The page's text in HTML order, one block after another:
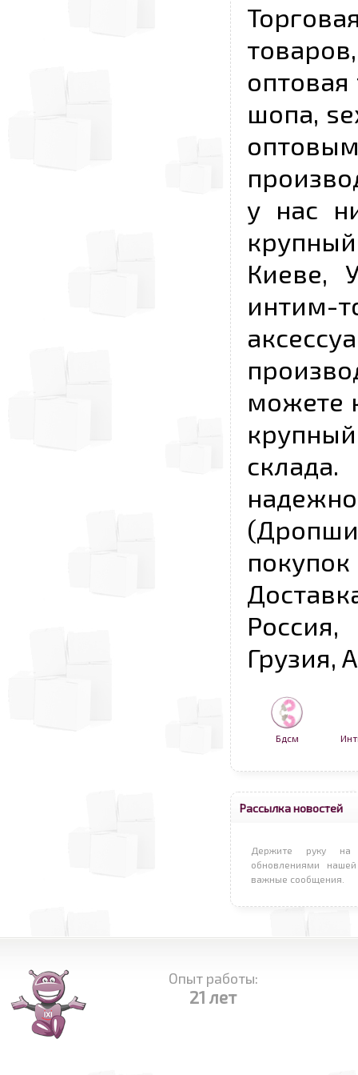
шопа,
у нас
Киеве,
можете
Грузия,
Бдсм
Рассылка новостей
Держите руку на
обновлениями
важные сообщения.
Опыт работы:
21 лет